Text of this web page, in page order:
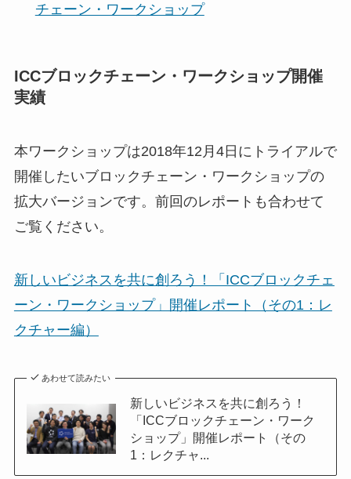
チェーン・ワークショップ
ICCブロックチェーン・ワークショップ開催
実績
本ワークショップは2018年12月4日にトライアルで
開催したいブロックチェーン・ワークショップの
拡大バージョンです。前回のレポートも合わせて
ご覧ください。
新しいビジネスを共に創ろう！「ICCブロックチェ
ーン・ワークショップ」開催レポート（その1：レ
クチャー編）
あわせて読みたい
新しいビジネスを共に創ろう！
「ICCブロックチェーン・ワーク
ショップ」開催レポート（その
1：レクチャ...